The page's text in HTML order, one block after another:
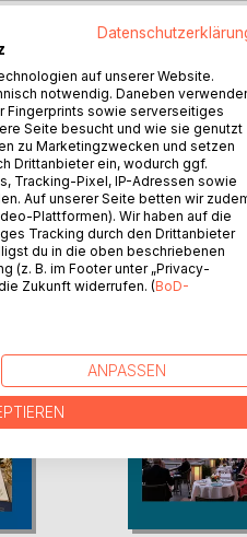
en servicio de calidad
algunas de las tendencias
El enfoque principal es el
de chequeo con más de
útiles completan la
BEIBoD
auf unserer Website.
notwendig. Daneben
Fingerprints sowie serverseitiges
Seite besucht und wie sie genutzt
zu Marketingzwecken und setzen
Drittanbieter ein, wodurch ggf.
Tracking-Pixel, IP-Adressen sowie
Auf unserer Seite betten wir
Plattformen). Wir haben auf die
Tracking durch den Drittanbieter
du in die oben beschriebenen
(z. B. im Footer unter „Privacy-
Zukunft widerrufen. (BoD-
ANPASSEN